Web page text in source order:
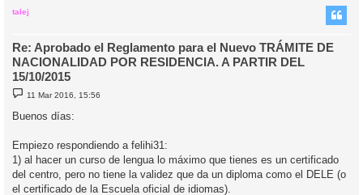
talej
Re: Aprobado el Reglamento para el Nuevo TRÁMITE DE
NACIONALIDAD POR RESIDENCIA. A PARTIR DEL
15/10/2015
M
e
s
e
11 Mar 2016, 15:56
Buenos días:
Empiezo respondiendo a felihi31:
1) al hacer un curso de lengua lo máximo que tienes es un certificado
del centro, pero no tiene la validez que da un diploma como el DELE (o
el certificado de la Escuela oficial de idiomas).